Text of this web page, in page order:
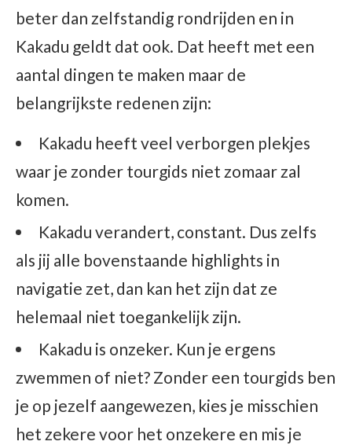
beter dan zelfstandig rondrijden en in
Kakadu geldt dat ook. Dat heeft met een
aantal dingen te maken maar de
belangrijkste redenen zijn:
Kakadu heeft veel verborgen plekjes
waar je zonder tourgids niet zomaar zal
komen.
Kakadu verandert, constant. Dus zelfs
als jij alle bovenstaande highlights in
navigatie zet, dan kan het zijn dat ze
helemaal niet toegankelijk zijn.
Kakadu is onzeker. Kun je ergens
zwemmen of niet? Zonder een tourgids ben
je op jezelf aangewezen, kies je misschien
het zekere voor het onzekere en mis je